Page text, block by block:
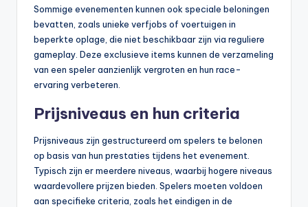
Sommige evenementen kunnen ook speciale beloningen
bevatten, zoals unieke verfjobs of voertuigen in
beperkte oplage, die niet beschikbaar zijn via reguliere
gameplay. Deze exclusieve items kunnen de verzameling
van een speler aanzienlijk vergroten en hun race-
ervaring verbeteren.
Prijsniveaus en hun criteria
Prijsniveaus zijn gestructureerd om spelers te belonen
op basis van hun prestaties tijdens het evenement.
Typisch zijn er meerdere niveaus, waarbij hogere niveaus
waardevollere prijzen bieden. Spelers moeten voldoen
aan specifieke criteria, zoals het eindigen in de